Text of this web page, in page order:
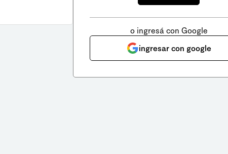
o ingresá con Google
ingresar con google